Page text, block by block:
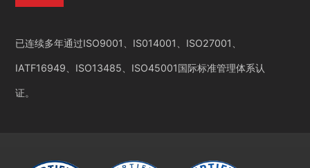
已连续多年通过ISO9001、IS014001、ISO27001、
IATF16949、ISO13485、ISO45001国际标准管理体系认
证。